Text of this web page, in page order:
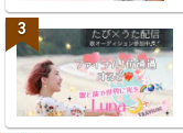
3